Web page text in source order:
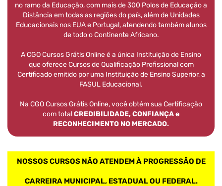
no ramo da Educação, com mais de 300 Polos de Educação a
Distância em todas as regiões do país, além de Unidades
Educacionais nos EUA e Portugal, atendendo também alunos
de todo o Continente Africano.
A CGO Cursos Grátis Online é a única Instituição de Ensino
que oferece Cursos de Qualificação Profissional com
Certificado emitido por uma Instituição de Ensino Superior, a
FASUL Educacional.
Na CGO Cursos Grátis Online, você obtém sua Certificação
com totalCREDIBILIDADE, CONFIANÇA e
RECONHECIMENTO NO MERCADO.
NOSSOS CURSOS NÃO ATENDEM À PROGRESSÃO DE
CARREIRA MUNICIPAL, ESTADUAL OU FEDERAL.